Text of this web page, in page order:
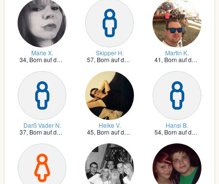
Marie X.
34, Born auf dem Darß
Skipper H.
57, Born auf dem Darß
Martin K.
41, Born auf dem Darß
Darß Vader N.
37, Born auf dem Darß
Heike V.
45, Born auf dem Darß
Hansi B.
54, Born auf dem Darß